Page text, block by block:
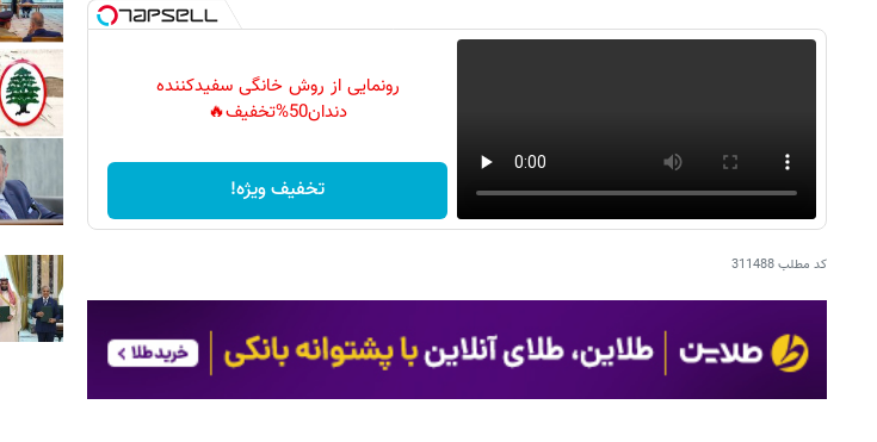
رونمایی از روش خانگی سفیدکننده
دندان50%تخفیف🔥
تخفیف ویژه!
کد مطلب311488